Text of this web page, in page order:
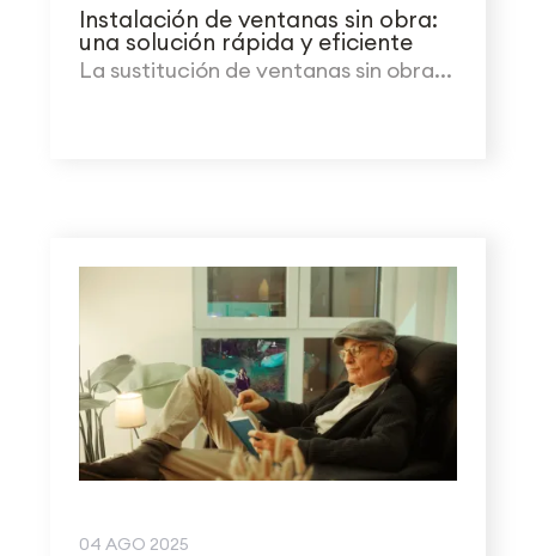
Instalación de ventanas sin obra:
una solución rápida y eficiente
La sustitución de ventanas sin obra...
04 AGO 2025